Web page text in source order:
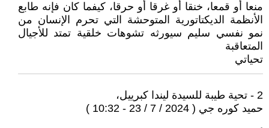
منعا أو قمعا، خنقا أو غرقا أو حرقا، كيفما كان فإنه طابع
الأنظمة الديكتاتورية المتوحشة التي تحرم الإنسان من
نمو نفسي سليم سيورثه تشوهات خلقية تمتد للأجيال
المتعاقبة
تحياتي
2 - تحية طيبة للسيدة ليندا كبرييل،
حميد كوره جي ( 2024 / 7 / 23 - 10:32 )